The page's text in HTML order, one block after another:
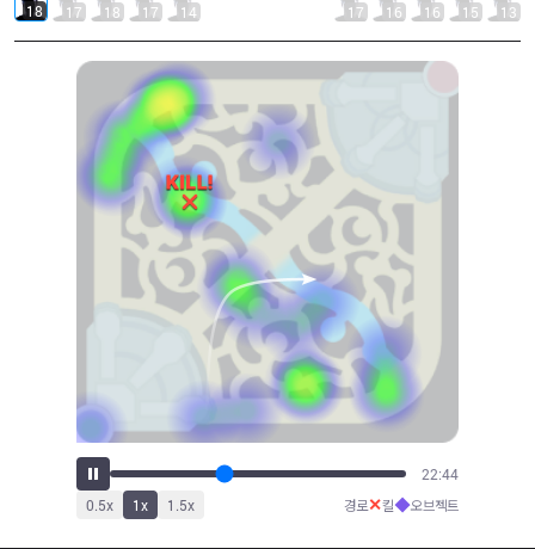
18 17 18 17 14 17 16 16 15 13
24:13
0.5x 1x 1.5x 경로✕킬◆오브젝트